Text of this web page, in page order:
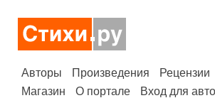
Авторы Произведения Рецензии
Магазин
О портале Вход для